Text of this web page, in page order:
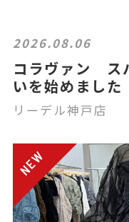
2026.08.06
コラヴァン ス
いを始めました
リーデル神戸店